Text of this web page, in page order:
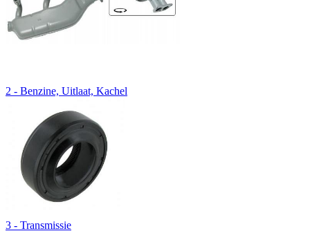
2 - Benzine, Uitlaat, Kachel
3 - Transmissie